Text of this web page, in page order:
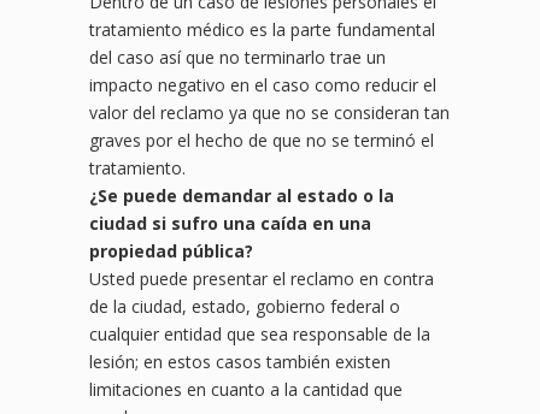
tratamiento médico es la parte fundamental
del caso así que no terminarlo trae un
impacto negativo en el caso como reducir el
valor del reclamo ya que no se consideran tan
graves por el hecho de que no se terminó el
tratamiento.
¿Se puede demandar al estado o la
ciudad si sufro una caída en una
propiedad pública?
Usted puede presentar el reclamo en contra
de la ciudad, estado, gobierno federal o
cualquier entidad que sea responsable de la
lesión; en estos casos también existen
limitaciones en cuanto a la cantidad que